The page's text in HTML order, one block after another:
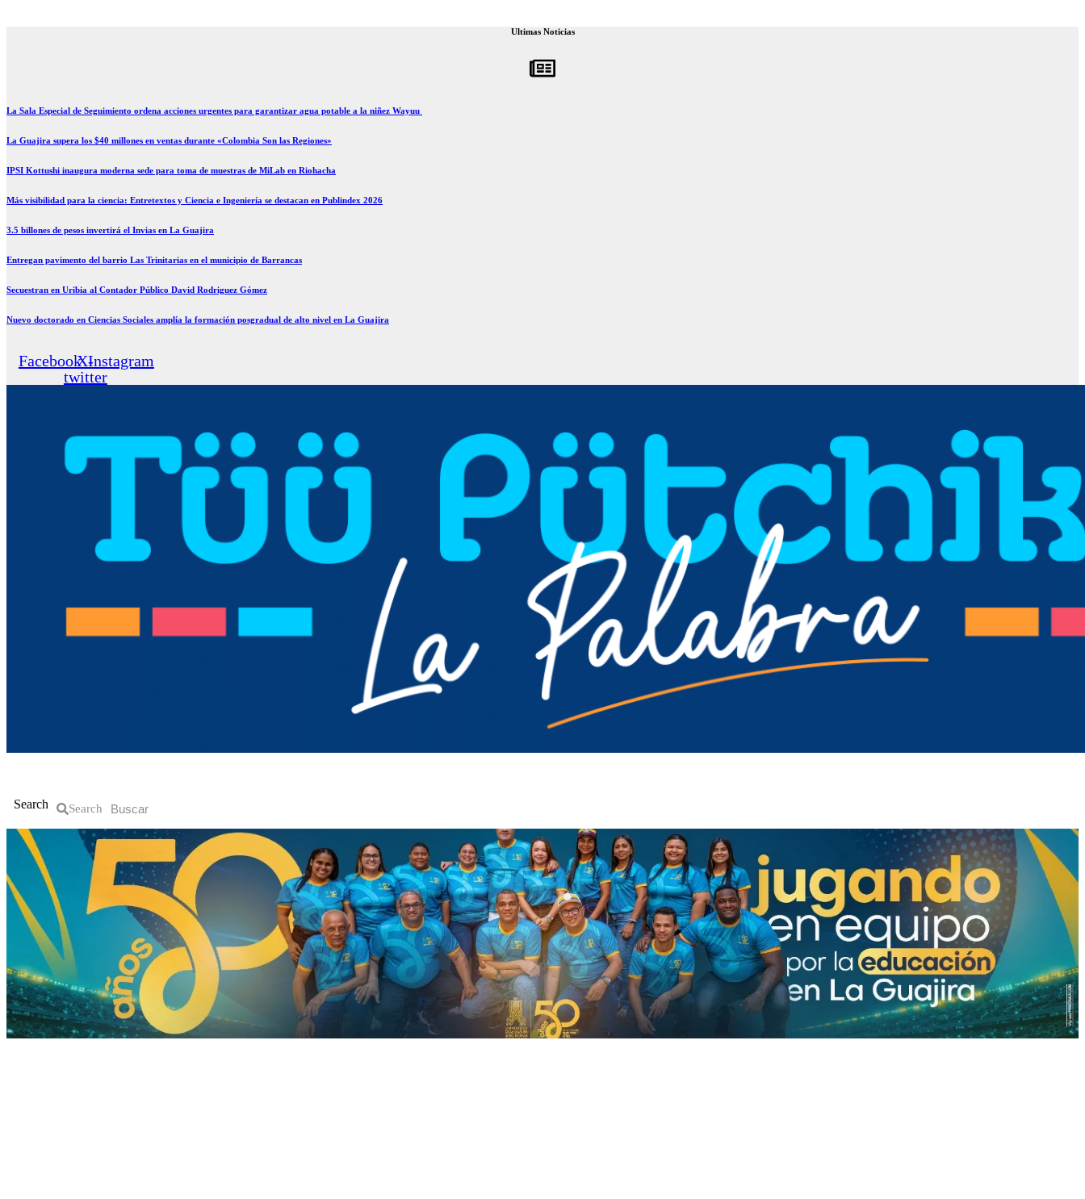
Ultimas Noticias
La Sala Especial de Seguimiento ordena acciones urgentes para garantizar agua potable a la niñez Wayuu
La Guajira supera los $40 millones en ventas durante «Colombia Son las Regiones»
IPSI Kottushi inaugura moderna sede para toma de muestras de MiLab en Riohacha
Más visibilidad para la ciencia: Entretextos y Ciencia e Ingeniería se destacan en Publindex 2026
3.5 billones de pesos invertirá el Invias en La Guajira
Entregan pavimento del barrio Las Trinitarias en el municipio de Barrancas
Secuestran en Uribia al Contador Público David Rodriguez Gómez
Nuevo doctorado en Ciencias Sociales amplía la formación posgradual de alto nivel en La Guajira
FacebookX-
twitter
Instagram
Search Search